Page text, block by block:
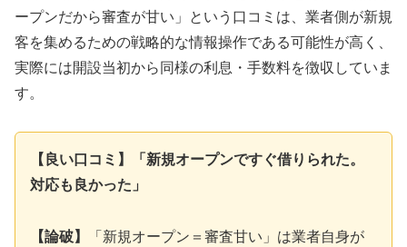
ープンだから審査が甘い」という口コミは、業者側が新規
客を集めるための戦略的な情報操作である可能性が高く、
実際には開設当初から同様の利息・手数料を徴収していま
す。
【良い口コミ】「新規オープンですぐ借りられた。
対応も良かった」
【論破】
「新規オープン＝審査甘い」は業者自身が